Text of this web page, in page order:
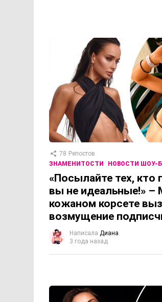
78 Репостов
ЗНАМЕНИТОСТИ
НОВОСТИ ШОУ-
«Посылайте тех, кто
вы не идеальные!» –
кожаном корсете
возмущение
Написала Диана
3 года назад